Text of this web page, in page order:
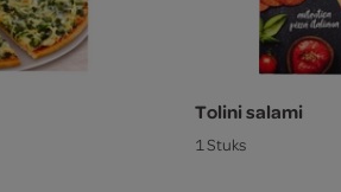
Tolini salami
1 Stuks